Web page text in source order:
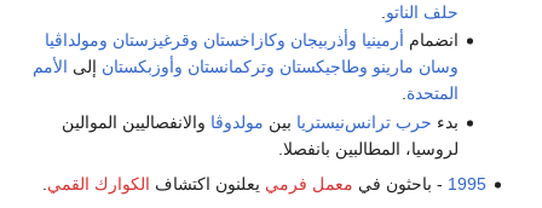
حلف الناتو
انضمام أرمينيا وأذربيجان وكازاخستان وقرغيزستان ومولداڤيا
وسان مارينو وطاجيكستان وتركمانستان وأوزبكستان إلى الأمم
المتحدة.
بدء حرب ترانس‌نيستريا بين مولدوڤا والانفصاليين الموالين
لروسيا، المطالبين بانفصلا.
1995 - باحثون في معمل فرمي يعلنون اكتشاف الكوارك القمي